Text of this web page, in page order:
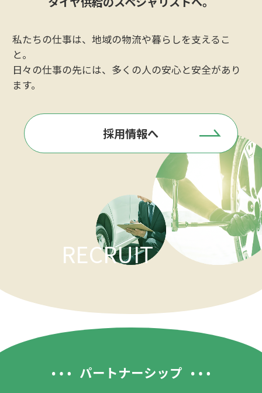
ニッタタイヤは時代の変化に対応しながら事業を展
開してきました。豊富な商品力とネットワークを活
かし、お客様の事業を支えるパートナーとして新た
な価値の創造に取り組んでいます。
詳しくはこちら
私たちの仕事は、地域の物流や暮らしを支えるこ
と。
日々の仕事の先には、多くの人の安心と安全があり
ます。
採用情報へ
RECRUIT
パートナーシップ